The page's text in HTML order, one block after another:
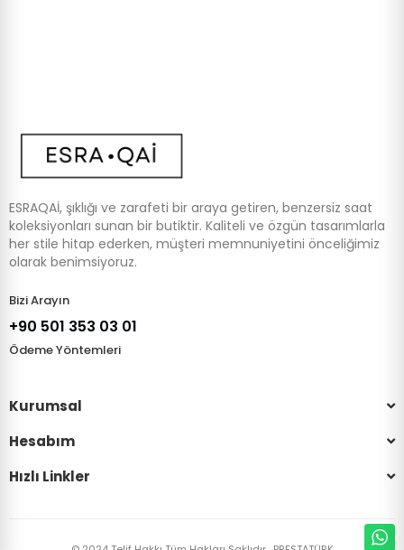
ESRAQAİ, şıklığı ve zarafeti bir araya getiren, benzersiz saat
koleksiyonları sunan bir butiktir. Kaliteli ve özgün tasarımlarla
her stile hitap ederken, müşteri memnuniyetini önceliğimiz
olarak benimsiyoruz.
Bizi Arayın
+90 501 353 03 01
Ödeme Yöntemleri
Kurumsal
Hesabım
Hızlı Linkler